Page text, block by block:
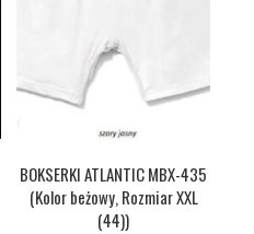
BOKSERKI ATLANTIC MBX-435
(Kolor beżowy, Rozmiar XXL
(44))